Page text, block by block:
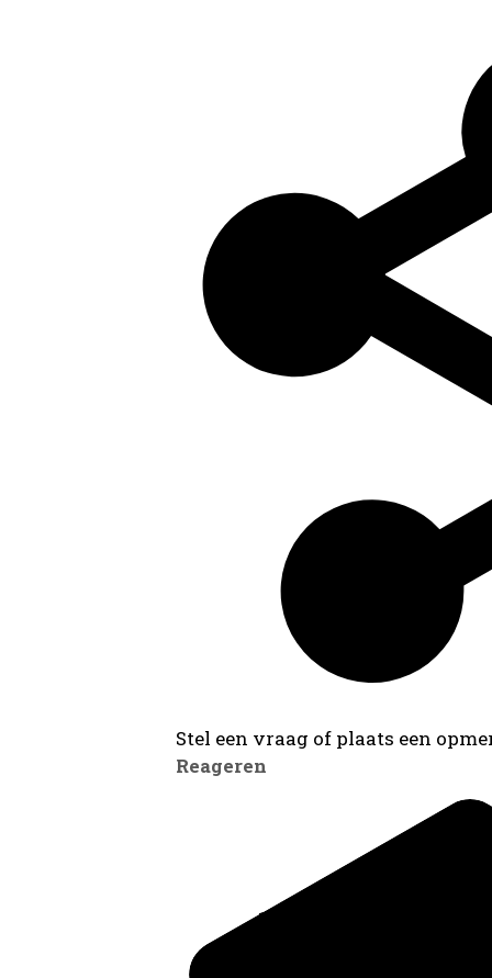
Stel een vraag of plaats een
Reageren